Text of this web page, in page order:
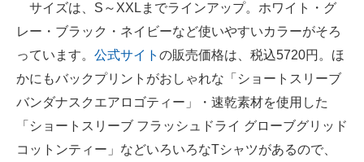
サイズは、S～XXLまでラインアップ。ホワイト・グ
レー・ブラック・ネイビーなど使いやすいカラーがそろ
っています。 公式サイト の販売価格は、税込5720円。ほ
かにもバックプリントがおしゃれな「ショートスリーブ
バンダナスクエアロゴティー」・速乾素材を使用した
「ショートスリーブ フラッシュドライ グローブグリッド
コットンティー」などいろいろなTシャツがあるので、